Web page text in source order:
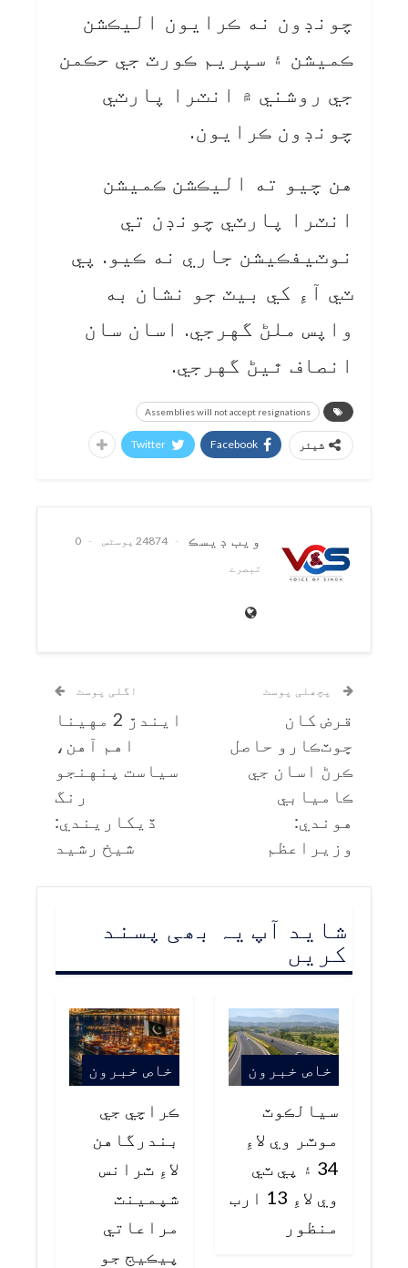
چونڊون نه ڪرايون اليڪشن
ڪميشن ۽ سپريم ڪورٽ جي حڪمن
جي روشني ۾ انٽرا پارٽي
چونڊون ڪرايون.
هن چيو ته اليڪشن ڪميشن
انٽرا پارٽي چونڊن تي
نوٽيفڪيشن جاري نه ڪيو. پي
ٽي آءِ کي بيٽ جو نشان به
واپس ملڻ گهرجي. اسان سان
انصاف ٿيڻ گهرجي.
Assemblies will not accept resignations
شیئر Facebook
Twitter
ويب ڊيسڪ 24874 پوسٹس
0
تبصرے
پچھلی پوسٹ
قرض کان
ڇوٽڪارو حاصل
ڪرڻ اسان جي
ڪاميابي
هوندي:
وزيراعظم
اگلی پوسٹ
ايندڙ 2 مهينا
اهم آهن،
سياست پنهنجو
رنگ
ڏيکاريندي:
شيخ رشيد
شاید آپ یہ بھی پسند
کریں
خاص خبرون
سيالڪوٽ
موٽر وي لاءِ
34 ۽ پي ٽي
وي لاءِ 13 ارب
منظور
خاص خبرون
ڪراچي جي
بندرگاهن
لاءِ ٽرانس
شپمينٽ
مراعاتي
پيڪيج جو